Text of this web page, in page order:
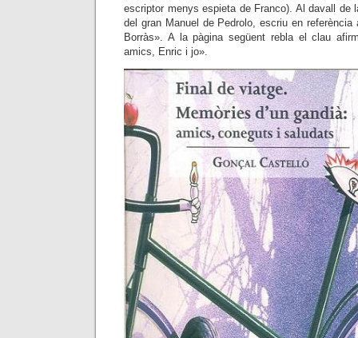
escriptor menys espieta de Franco). Al davall de
del gran Manuel de Pedrolo, escriu en referència
Borràs». A la pàgina següent rebla el clau
amics, Enric i jo».